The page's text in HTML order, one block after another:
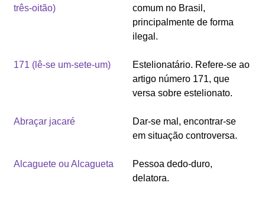
três-oitão)
comum no Brasil,
principalmente de forma
ilegal.
171 (lê-se um-sete-um)
Estelionatário. Refere-se ao
artigo número 171, que
versa sobre estelionato.
Abraçar jacaré
Dar-se mal, encontrar-se
em situação controversa.
Alcaguete ou Alcagueta
Pessoa dedo-duro,
delatora.